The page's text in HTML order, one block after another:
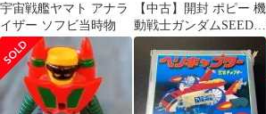
宇宙戦艦ヤマト アナラ
イザー ソフビ当時物
【中古】開封 ポピー 機
動戦士ガンダムSEED
B-CLUB ガンダムヒロ
インシリーズ12 1/7 ラ
クス･クライン[17]